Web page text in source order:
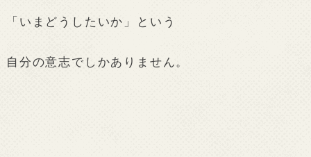
「いまどうしたいか」という
自分の意志でしかありません。